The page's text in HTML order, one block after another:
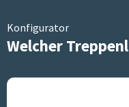
Konfigurator
Welcher